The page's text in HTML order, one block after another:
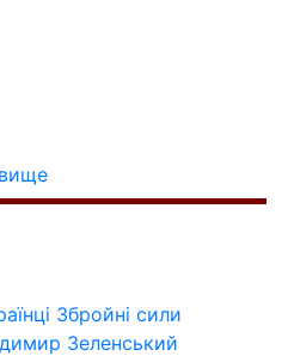
Збройні сили
Зеленський